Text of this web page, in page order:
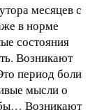
месяцев с
в норме
состояния
Возникают
период боли
мысли о
бы… Возникают